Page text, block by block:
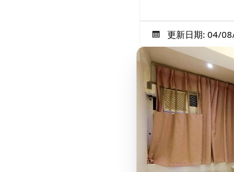
更新日期: 04/